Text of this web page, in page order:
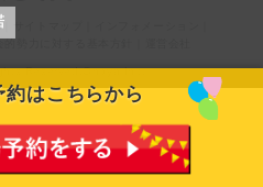
｜
Reserved,Onoya Inc.
約はこちらから